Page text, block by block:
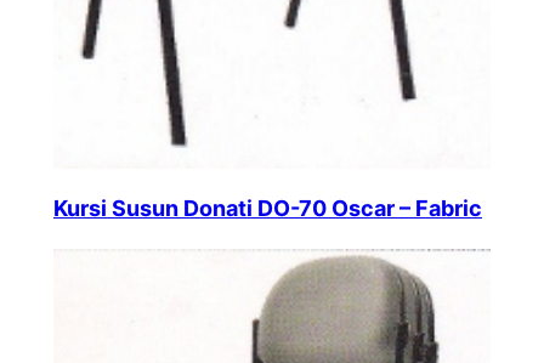
Kursi Susun Donati DO-70 Oscar – Fabric